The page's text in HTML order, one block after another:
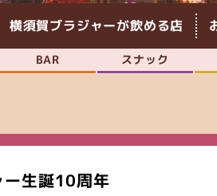
横須賀ブラジャーが飲める店
BAR スナック
生誕10周年